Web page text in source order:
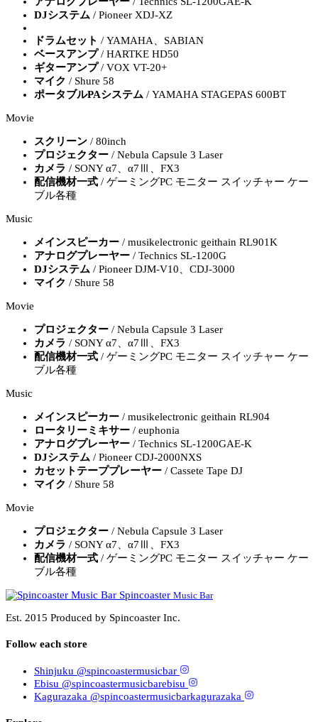
DJシステム / Pioneer XDJ-XZ
ドラムセット / YAMAHA、SABIAN
ベースアンプ/ HARTKE HD50
ギターアンプ/ VOX VT-20+
マイク / Shure 58
ポータブルPAシステム / YAMAHA STAGEPAS 600BT
Movie
スクリーン / 80inch
プロジェクター / Nebula Capsule 3 Laser
カメラ / SONY α7、α7Ⅲ、FX3
配信機材一式 / ゲーミングPC モニター スイッチャー ケー
ブル各種
Music
メインスピーカー / musikelectronic geithain RL901K
アナログプレーヤー / Technics SL-1200G
DJシステム / Pioneer DJM-V10、CDJ-3000
マイク / Shure 58
Movie
プロジェクター / Nebula Capsule 3 Laser
カメラ / SONY α7、α7Ⅲ、FX3
配信機材一式 / ゲーミングPC モニター スイッチャー ケー
ブル各種
Music
メインスピーカー / musikelectronic geithain RL904
ロータリーミキサー / euphonia
アナログプレーヤー / Technics SL-1200GAE-K
DJシステム / Pioneer CDJ-2000NXS
カセットテーププレーヤー / Cassete Tape DJ
マイク / Shure 58
Movie
プロジェクター / Nebula Capsule 3 Laser
カメラ / SONY α7、α7Ⅲ、FX3
配信機材一式 / ゲーミングPC モニター スイッチャー ケー
ブル各種
Spincoaster Music Bar
Est. 2015 Produced by Spincoaster Inc.
Follow each store
Shinjuku @spincoastermusicbar
Ebisu @spincoastermusicbarebisu
Kagurazaka @spincoastermusicbarkagurazaka